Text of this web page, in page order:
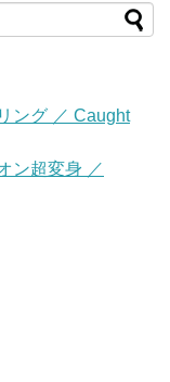
ング ／ Caught
ン超変身 ／